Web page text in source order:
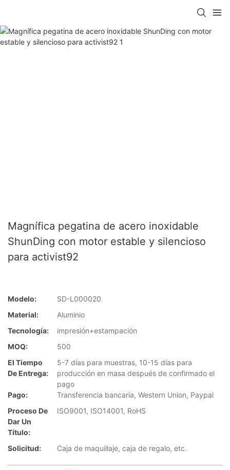
Magnífica pegatina de acero inoxidable
ShunDing con motor estable y silencioso
para activist92
Modelo:
SD-L000020
Material:
Aluminio
Tecnología:
impresión+estampación
MOQ:
500
El Tiempo
De Entrega:
5-7 días para muestras, 10-15 días para
producción en masa después de confirmado el
pago
Pago:
Transferencia bancaria, Western Union, Paypal
Proceso De
Dar Un
Título:
ISO9001, ISO14001, RoHS
Solicitud: Caja de maquillaje, caja de regalo, etc.